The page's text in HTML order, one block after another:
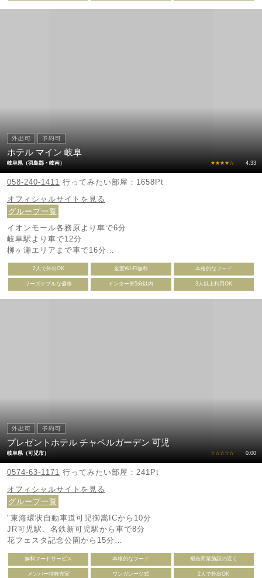
ホテル マイン 岐阜
岐阜県（羽島郡・岐南） ★★★★☆ 4.33
058-240-1411 行ってみたい部屋：1658Pt
オフィシャルサイトを見る
グループ一覧
イオンモール各務原より車で6分
岐阜駅より車で12分
柳ヶ瀬エリアまで車で16分
岐阜城まで車で17分
バスでお越しの際は
岐南町役場前下車 徒歩6分
2人で外出OK 全室Wi-Fi無料 本格的なフード
リーズナブルな価格 インター車5分以内 3人以上利用OK
プレゼントホテル チャペルガーデン 可児
岐阜県（可児市） ☆☆☆☆☆ 0.00
0574-63-1171 行ってみたい部屋：241Pt
オフィシャルサイトを見る
グループ一覧
"東海環状自動車道可児御嵩ICから10分
JR可児駅、名鉄新可児駅から車で8分
花フェスタ記念公園から15分
土岐プレミアムアウトレットから25分"
無料フードサービス 本格的なフード 複合商業施設の近く
メンバー特典充実 ワンガレージ式 2人で外出OK